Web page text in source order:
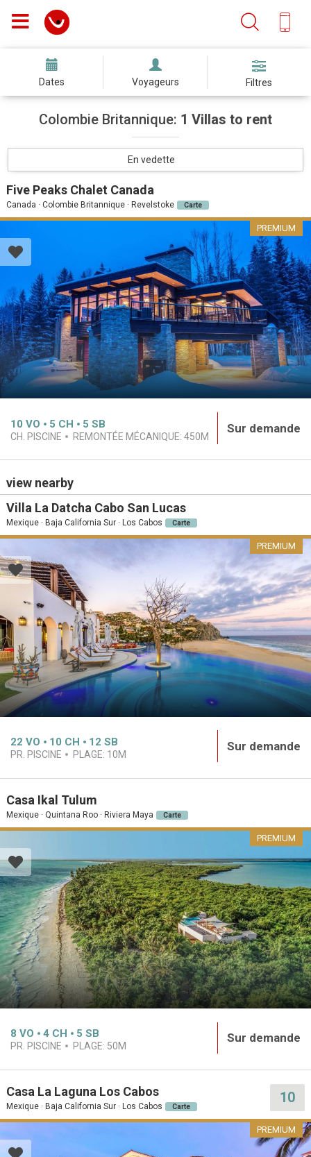
Dates Voyageurs Filtres
Colombie Britannique: 1 Villas to rent
En vedette
Five Peaks Chalet Canada
Canada · Colombie Britannique · Revelstoke Carte
PREMIUM
10 VO 5 CH 5 SB
CH. PISCINE REMONTÉE MÉCANIQUE: 450M
Sur demande
view nearby
Villa La Datcha Cabo San Lucas
Mexique · Baja California Sur · Los Cabos Carte
PREMIUM
22 VO 10 CH 12 SB
PR. PISCINE PLAGE: 10M
Sur demande
Casa Ikal Tulum
Mexique · Quintana Roo · Riviera Maya Carte
PREMIUM
8 VO 4 CH 5 SB
PR. PISCINE PLAGE: 50M
Sur demande
Casa La Laguna Los Cabos
Mexique · Baja California Sur · Los Cabos Carte
10
PREMIUM